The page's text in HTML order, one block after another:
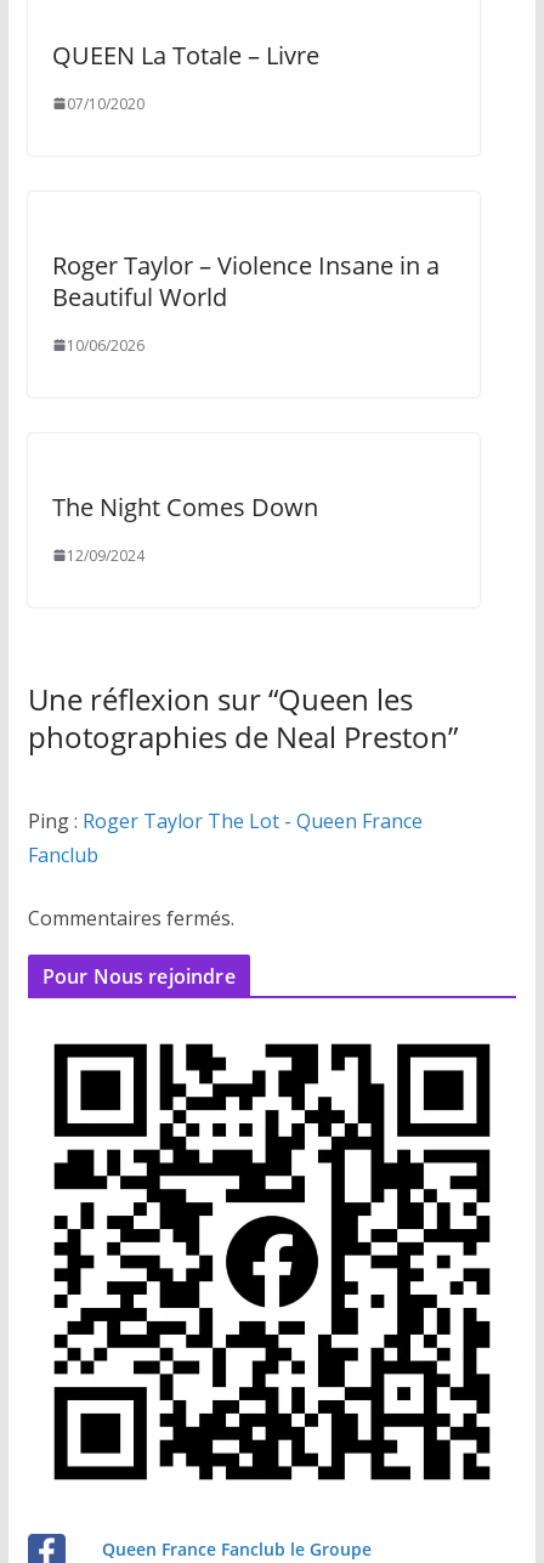
QUEEN La Totale – Livre
07/10/2020
Roger Taylor – Violence Insane in a
Beautiful World
10/06/2026
The Night Comes Down
12/09/2024
Une réflexion sur “Queen les
photographies de Neal Preston”
Ping : Roger Taylor The Lot - Queen France
Fanclub
Commentaires fermés.
Pour Nous rejoindre
Queen France Fanclub le Groupe